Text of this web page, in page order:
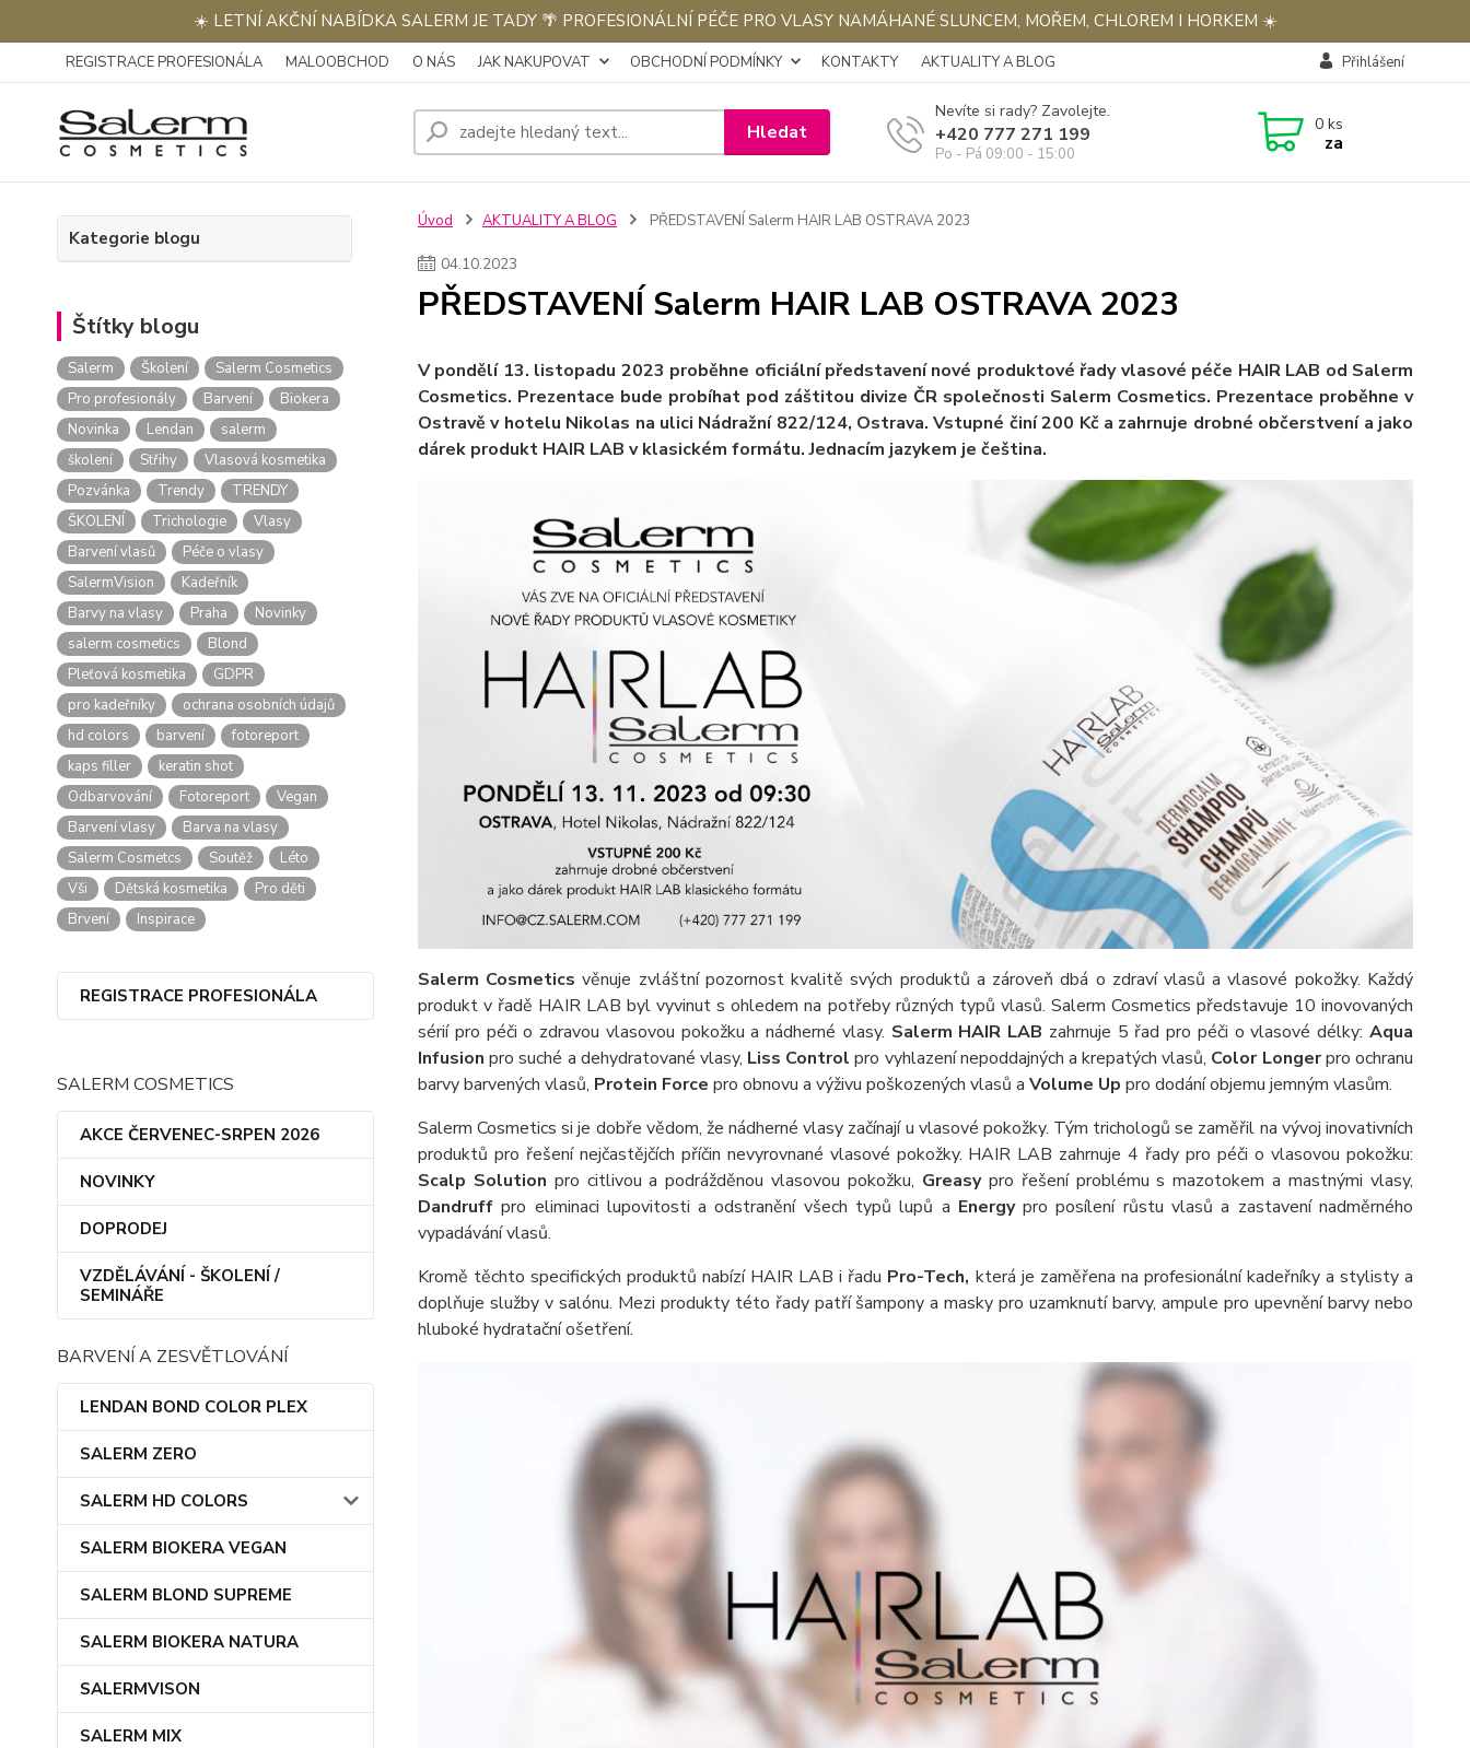
☀️ LETNÍ AKČNÍ NABÍDKA SALERM JE TADY 🌴 PROFESIONÁLNÍ PÉČE PRO VLASY NAMÁHANÉ SLUNCEM, MOŘEM, CHLOREM I HORKEM ☀️
REGISTRACE PROFESIONÁLA MALOOBCHOD O NÁS JAK NAKUPOVAT OBCHODNÍ PODMÍNKY KONTAKTY AKTUALITY A BLOG Přihlášení
Hledat
Nevíte si rady? Zavolejte.
+420 777 271 199
Po - Pá 09:00 - 15:00
0 ks
za
Kategorie blogu
Štítky blogu
Salerm Školení
Salerm Cosmetics
Pro profesionály
Barvení
Biokera
Novinka
Lendan
salerm
školení
Střihy
Vlasová kosmetika
Pozvánka
Trendy
TRENDY
ŠKOLENÍ
Trichologie
Vlasy
Barvení vlasů
Péče o vlasy
SalermVision
Kadeřník
Barvy na vlasy
Praha
Novinky
salerm cosmetics
Blond
Pleťová kosmetika
GDPR
pro kadeřníky
ochrana osobních údajů
hd colors
barvení
fotoreport
kaps filler
keratin shot
Odbarvování
Fotoreport
Vegan
Barvení vlasy
Barva na vlasy
Salerm Cosmetcs
Soutěž
Léto
Vši
Dětská kosmetika
Pro děti
Brvení
Inspirace
REGISTRACE PROFESIONÁLA
SALERM COSMETICS
AKCE ČERVENEC-SRPEN 2026
NOVINKY
DOPRODEJ
VZDĚLÁVÁNÍ - ŠKOLENÍ /
SEMINÁŘE
BARVENÍ A ZESVĚTLOVÁNÍ
LENDAN BOND COLOR PLEX
SALERM ZERO
SALERM HD COLORS
SALERM BIOKERA VEGAN
SALERM BLOND SUPREME
SALERM BIOKERA NATURA
SALERMVISON
SALERM MIX
Úvod AKTUALITY A BLOG PŘEDSTAVENÍ Salerm HAIR LAB OSTRAVA 2023
04.10.2023
PŘEDSTAVENÍ Salerm HAIR LAB OSTRAVA 2023
V pondělí 13. listopadu 2023 proběhne oficiální představení nové produktové řady vlasové péče HAIR LAB od Salerm
Cosmetics. Prezentace bude probíhat pod záštitou divize ČR společnosti Salerm Cosmetics. Prezentace proběhne v
Ostravě v hotelu Nikolas na ulici Nádražní 822/124, Ostrava. Vstupné činí 200 Kč a zahrnuje drobné občerstvení a jako
dárek produkt HAIR LAB v klasickém formátu. Jednacím jazykem je čeština.
Salerm Cosmetics věnuje zvláštní pozornost kvalitě svých produktů a zároveň dbá o zdraví vlasů a vlasové pokožky. Každý
produkt v řadě HAIR LAB byl vyvinut s ohledem na potřeby různých typů vlasů. Salerm Cosmetics představuje 10 inovovaných
sérií pro péči o zdravou vlasovou pokožku a nádherné vlasy. Salerm HAIR LAB zahrnuje 5 řad pro péči o vlasové délky: Aqua
Infusion pro suché a dehydratované vlasy, Liss Control pro vyhlazení nepoddajných a krepatých vlasů, Color Longerpro ochranu
barvy barvených vlasů, Protein Force pro obnovu a výživu poškozených vlasů a Volume Up pro dodání objemu jemným vlasům.
Salerm Cosmetics si je dobře vědom, že nádherné vlasy začínají u vlasové pokožky. Tým trichologů se zaměřil na vývoj inovativních
produktů pro řešení nejčastějčích příčin nevyrovnané vlasové pokožky. HAIR LAB zahrnuje 4 řady pro péči o vlasovou pokožku:
Scalp Solution pro citlivou a podrážděnou vlasovou pokožku, Greasypro řešení problému s mazotokem a mastnými vlasy,
Dandruffpro eliminaci lupovitosti a odstranění všech typů lupů a Energypro posílení růstu vlasů a zastavení nadměrného
vypadávání vlasů.
Kromě těchto specifických produktů nabízí HAIR LAB i řadu Pro-Tech, která je zaměřena na profesionální kadeřníky a stylisty a
doplňuje služby v salónu. Mezi produkty této řady patří šampony a masky pro uzamknutí barvy, ampule pro upevnění barvy nebo
hluboké hydratační ošetření.